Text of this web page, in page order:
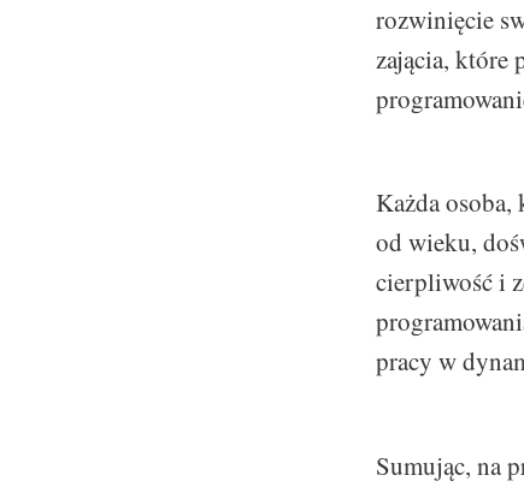
rozwinięcie
zającia, które
Każda osoba,
od wieku,
cierpliwość i
pracy w
Sumując, na